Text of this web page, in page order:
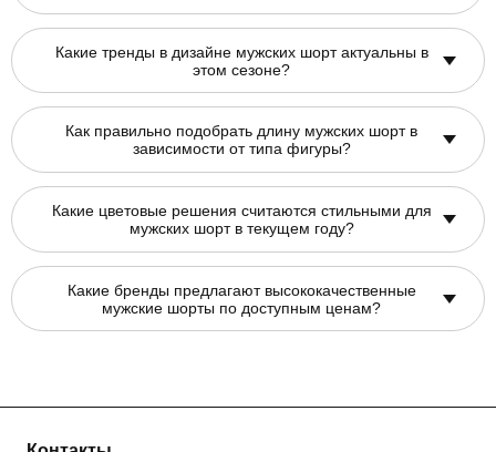
Какие тренды в дизайне мужских шорт актуальны в
этом сезоне?
Как правильно подобрать длину мужских шорт в
зависимости от типа фигуры?
Какие цветовые решения считаются стильными для
мужских шорт в текущем году?
Какие бренды предлагают высококачественные
мужские шорты по доступным ценам?